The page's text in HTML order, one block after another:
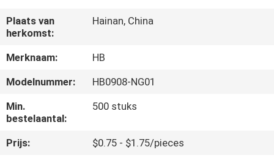
VR-
SHOW
OVER
ONS
FABRIEKSTOCHT
Plaats van
herkomst:
Hainan, China
Merknaam:
HB
Modelnummer:
HB0908-NG01
Min.
bestelaantal:
500 stuks
Prijs:
$0.75 - $1.75/pieces